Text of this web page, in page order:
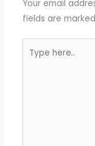
Your email
fields are marked
here..